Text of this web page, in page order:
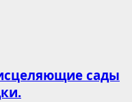
сады